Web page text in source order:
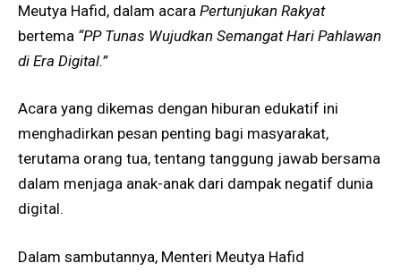
Meutya Hafid, dalam acara Pertunjukan Rakyat
bertema “PP Tunas Wujudkan Semangat Hari Pahlawan
di Era Digital.”
Acara yang dikemas dengan hiburan edukatif ini
menghadirkan pesan penting bagi masyarakat,
terutama orang tua, tentang tanggung jawab bersama
dalam menjaga anak-anak dari dampak negatif dunia
digital.
Dalam sambutannya, Menteri Meutya Hafid